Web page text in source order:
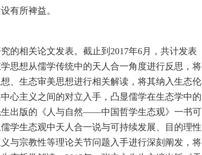
有所裨益。
的相关论文发表。截止到2017年6月，共计发表
思想从儒学传统中的天人合一角度进行反思，将
、生态审美思想进行相关解读，将其纳入生态伦
心主义之间的对立入手，凸显儒学在生态学中的
出版的《人与自然——中国哲学生态观》一书可
学生态观中天人合一说与可持续发展、目的理性
与宗教性等理论关节问题入手进行深刻阐发，将